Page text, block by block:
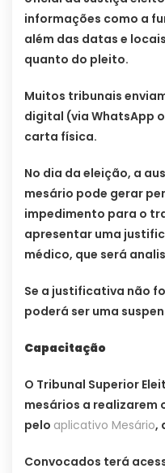
informações como a
além das datas e
quanto do pleito.
Muitos tribunais
digital (via WhatsApp
carta física.
No dia da eleição, a
mesário pode gerar
impedimento para o
apresentar uma
médico, que será
Se a justificativa não
poderá ser uma
Capacitação
O Tribunal Superior
mesários a
pelo aplicativo Mesário,
Convocados terá